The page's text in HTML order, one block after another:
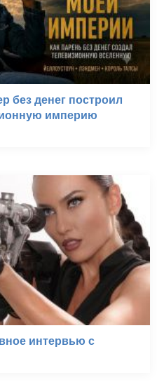
без денег построил
империю
интервью с